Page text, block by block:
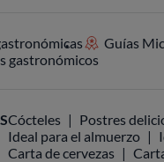
Guías
gastronómicos
Cócteles Postres
Ideal para el almuerzo
Carta de cervezas